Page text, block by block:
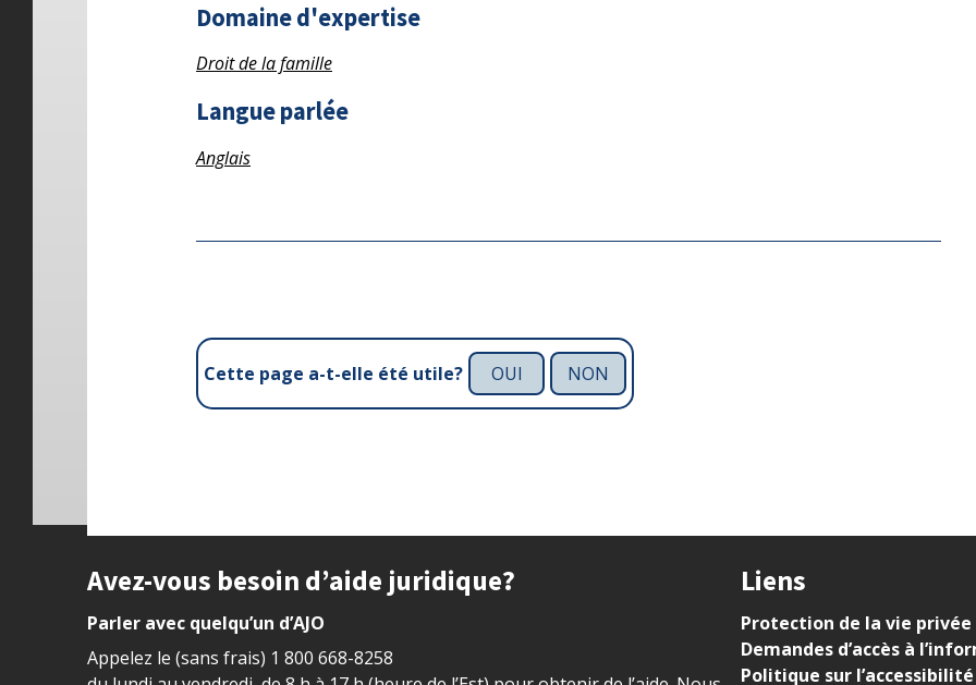
Domaine d'expertise
Droit de la famille
Langue parlée
Anglais
Cette page a-t-elle été utile? OUI NON
Site footer
Avez-vous besoin d’aide juridique?
Parler avec quelqu’un d’AJO
Appelez le (sans frais) 1 800 668-8258
Liens
Protection de la vie privée
Demandes d’accès à
Politique sur l’accessibilité